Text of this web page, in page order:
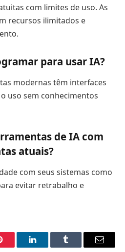
com limites de uso. As
recursos ilimitados e
para usar IA?
modernas têm interfaces
uso sem conhecimentos
de IA com
atuais?
com seus sistemas como
evitar retrabalho e
LinkedInTumblr Email